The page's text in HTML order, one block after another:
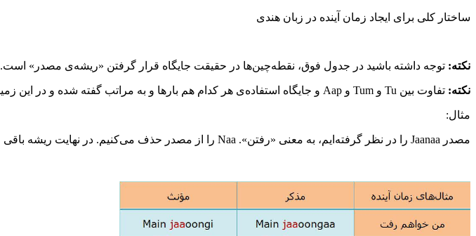
ساختار کلی برای ایجاد زمان آینده در زبان هندی
نکته: توجه داشته باشید در جدول فوق، نقطه‌چین‌ها در حقیقت جایگاه قرار گرفتن «ریشه‌ی مصدر» است.
نکته: تفاوت بین Tu و Tum و Aap و جایگاه استفاده‌ی هر کدام هم بارها و به مراتب گفته شده و در این زمینه به درس‌های گذشته مراجعه نمایید.
مثال:
مصدر Jaanaa را در نظر گرفته‌ایم، به معنی «رفتن». Naa را از مصدر حذف می‌کنیم. در نهایت ریشه باقی می‌ماند که می‌شود Jaa. حالا به راحتی پسوندهای مورد نظرمان را به ریشه(Jaa) اضافه می‌کنیم.